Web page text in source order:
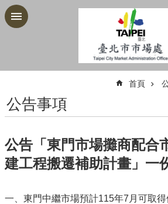
跳到主要內容區塊
首頁
公告事項
公告「東門市場攤商配合
建工程搬遷補助計畫」一
一、東門中繼市場預計115年7月可取